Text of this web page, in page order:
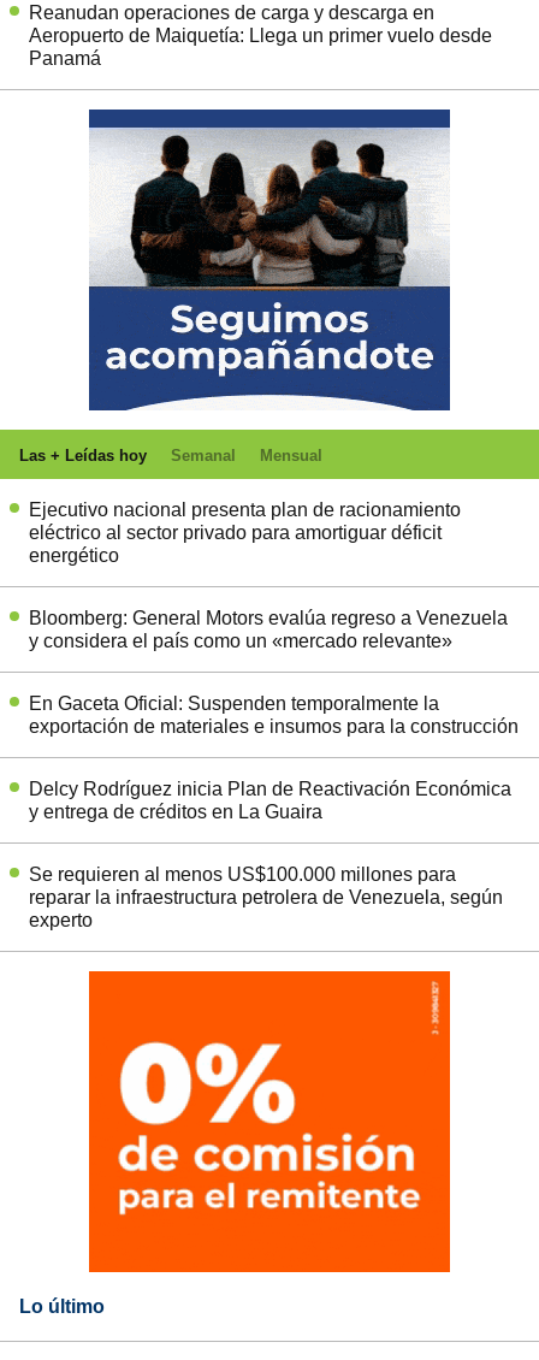
Reanudan operaciones de carga y descarga en
Aeropuerto de Maiquetía: Llega un primer vuelo desde
Panamá
Las + Leídas hoy Semanal Mensual
Ejecutivo nacional presenta plan de racionamiento
eléctrico al sector privado para amortiguar déficit
energético
Bloomberg: General Motors evalúa regreso a Venezuela
y considera el país como un «mercado relevante»
En Gaceta Oficial: Suspenden temporalmente la
exportación de materiales e insumos para la construcción
Delcy Rodríguez inicia Plan de Reactivación Económica
y entrega de créditos en La Guaira
Se requieren al menos US$100.000 millones para
reparar la infraestructura petrolera de Venezuela, según
experto
Lo último